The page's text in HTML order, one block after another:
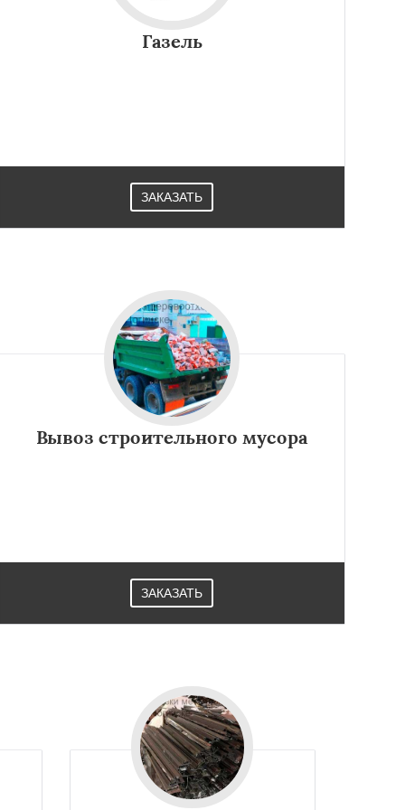
Газель
ЗАКАЗАТЬ
Вывоз строительного мусора
ЗАКАЗАТЬ